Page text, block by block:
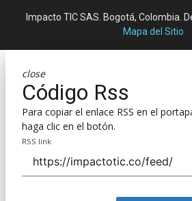
Impacto TIC SAS. Bogotá, Colombia.
Mapa del Sitio
close
Código Rss
Para copiar el enlace RSS en el
haga clic en el botón.
RSS link